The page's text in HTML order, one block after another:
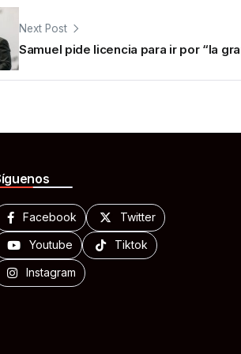
Next Post
Samuel pide licencia para ir por “la
Facebook Twitter
Youtube Tiktok
Instagram